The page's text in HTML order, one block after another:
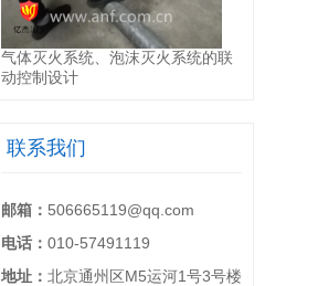
气体灭火系统、泡沫灭火系统的联
动控制设计
联系我们
邮箱： 506665119@qq.com
电话： 010-57491119
地址： 北京通州区M5运河1号3号楼